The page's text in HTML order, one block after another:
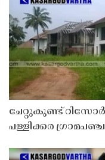
ചേറ്റുകുണ്ട്
പള്ളിക്കര